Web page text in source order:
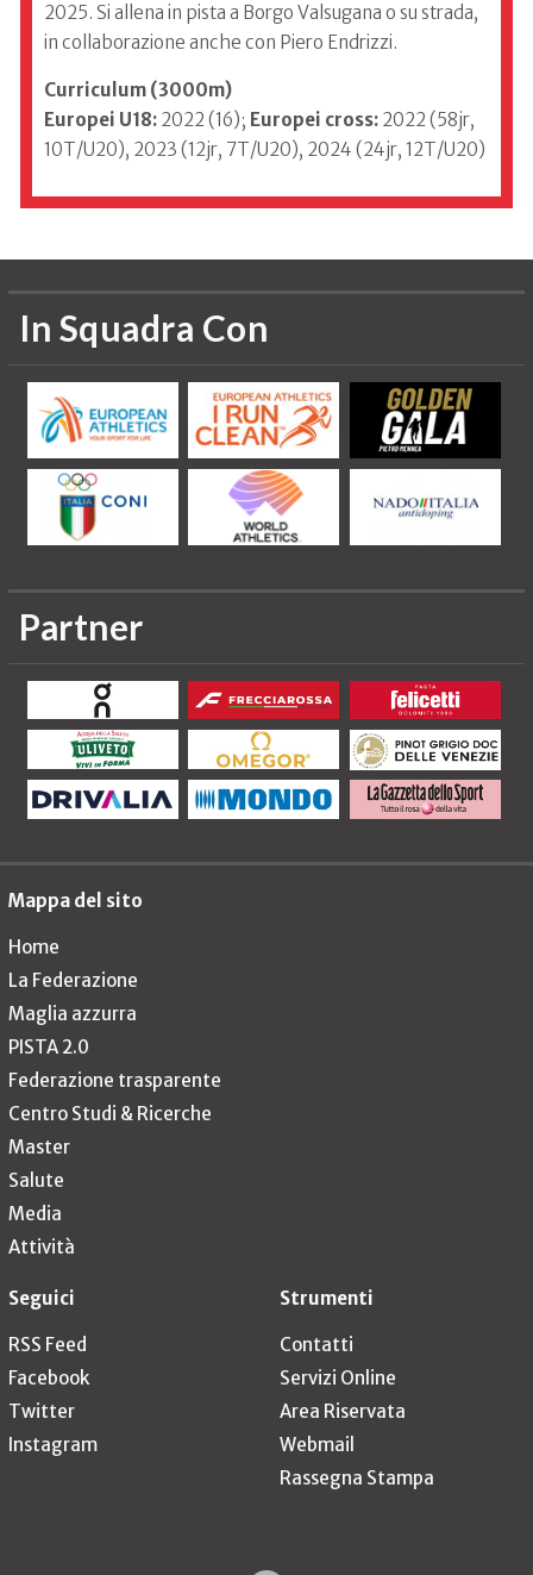
2025. Si allena in pista a Borgo Valsugana o su strada,
in collaborazione anche con Piero Endrizzi.
Curriculum (3000m)
Europei U18: 2022 (16); Europei cross: 2022 (58jr,
10T/U20), 2023 (12jr, 7T/U20), 2024 (24jr, 12T/U20)
In Squadra Con
Partner
Mappa del sito
Home
La Federazione
Maglia azzurra
PISTA 2.0
Federazione trasparente
Centro Studi & Ricerche
Master
Salute
Media
Attività
Seguici
RSS Feed
Facebook
Twitter
Instagram
Strumenti
Contatti
Servizi Online
Area Riservata
Webmail
Rassegna Stampa